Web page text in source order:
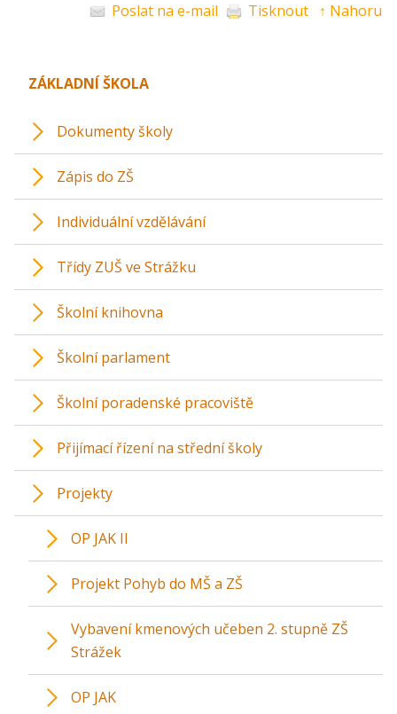
Poslat na e-mail Tisknout ↑ Nahoru
ZÁKLADNÍ ŠKOLA
Dokumenty školy
Zápis do ZŠ
Individuální vzdělávání
Třídy ZUŠ ve Strážku
Školní knihovna
Školní parlament
Školní poradenské pracoviště
Přijímací řízení na střední školy
Projekty
OP JAK II
Projekt Pohyb do MŠ a ZŠ
Vybavení kmenových učeben 2. stupně ZŠ
Strážek
OP JAK